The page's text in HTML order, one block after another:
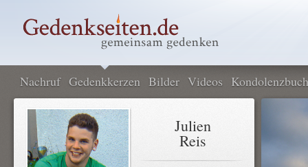
Nachruf Gedenkkerzen Bilder Videos Kondolenzbuch
Julien
Reis